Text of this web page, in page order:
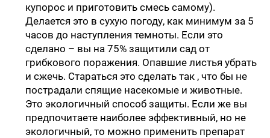
купорос и приготовить смесь самому).
Делается это в сухую погоду, как минимум за 5
часов до наступления темноты. Если это
сделано – вы на 75% защитили сад от
грибкового поражения. Опавшие листья убрать
и сжечь. Стараться это сделать так , что бы не
пострадали спящие насекомые и животные.
Это экологичный способ защиты. Если же вы
предпочитаете наиболее эффективный, но не
экологичный, то можно применить препарат